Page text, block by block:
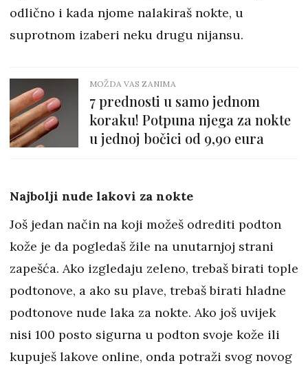
odlično i kada njome nalakiraš nokte, u
suprotnom izaberi neku drugu nijansu.
MOŽDA VAS ZANIMA
7 prednosti u samo jednom
koraku! Potpuna njega za nokte
u jednoj bočici od 9,90 eura
Najbolji nude lakovi za nokte
Još jedan način na koji možeš odrediti podton
kože je da pogledaš žile na unutarnjoj strani
zapešća. Ako izgledaju zeleno, trebaš birati tople
podtonove, a ako su plave, trebaš birati hladne
podtonove nude laka za nokte. Ako još uvijek
nisi 100 posto sigurna u podton svoje kože ili
kupuješ lakove online, onda potraži svog novog